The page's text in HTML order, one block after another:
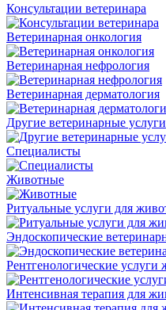
Консультации ветеринара
Ветеринарная онкология
Ветеринарная нефрология
Ветеринарная дерматология
Другие ветеринарные услуги
Специалисты
Животные
Ритуальные услуги для
Эндоскопические
Рентгенологические
Интенсивная терапия для